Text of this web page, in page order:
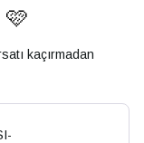
🩷
kaçırmadan